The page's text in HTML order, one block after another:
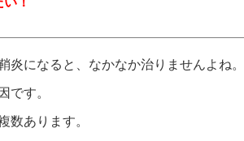
炎になると、なかなか治りませんよね。
です。
数あります。